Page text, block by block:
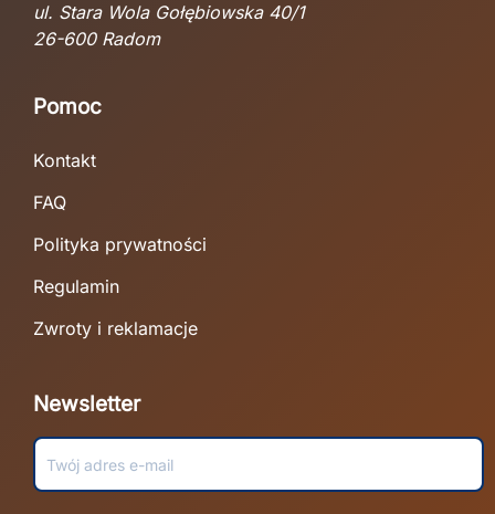
ul. Stara Wola Gołębiowska 40/1
26-600 Radom
Pomoc
Kontakt
FAQ
Polityka prywatności
Regulamin
Zwroty i reklamacje
Newsletter